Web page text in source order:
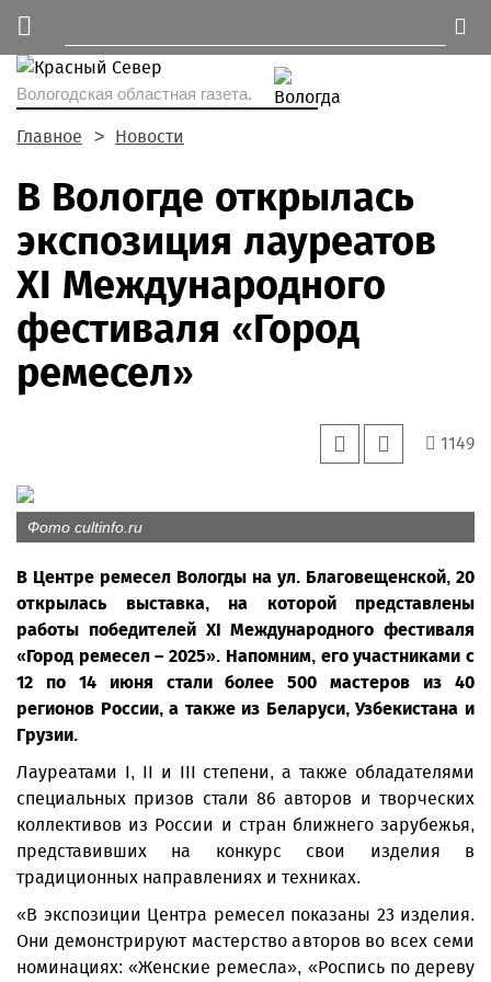
Вологодская областная газета.
Главное Новости
В Вологде открылась
экспозиция лауреатов
XI Международного
фестиваля «Город
ремесел»
1149
Фото cultinfo.ru
В Центре ремесел Вологды на ул. Благовещенской, 20
открылась выставка, на которой представлены
работы победителей XI Международного фестиваля
«Город ремесел – 2025». Напомним, его участниками с
12 по 14 июня стали более 500 мастеров из 40
регионов России, а также из Беларуси, Узбекистана и
Грузии.
Лауреатами I, II и III степени, а также обладателями
специальных призов стали 86 авторов и творческих
коллективов из России и стран ближнего зарубежья,
представивших на конкурс свои изделия в
традиционных направлениях и техниках.
«В экспозиции Центра ремесел показаны 23 изделия.
Они демонстрируют мастерство авторов во всех семи
номинациях: «Женские ремесла», «Роспись по дереву